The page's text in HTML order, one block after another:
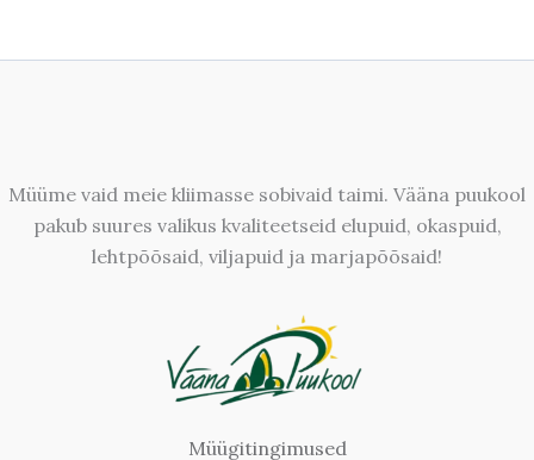
Müüme vaid meie kliimasse sobivaid taimi. Vääna puukool
pakub suures valikus kvaliteetseid elupuid, okaspuid,
lehtpõõsaid, viljapuid ja marjapõõsaid!
Müügitingimused